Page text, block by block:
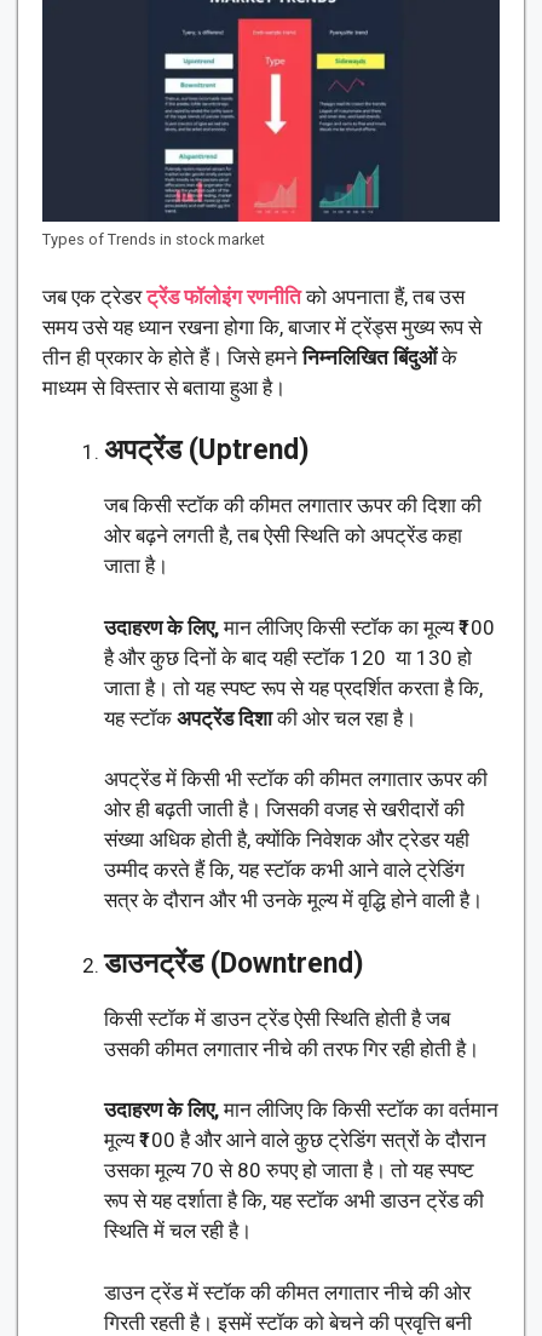
Types of Trends in stock market
जब एक ट्रेडरट्रेंड फॉलोइंग रणनीतिको अपनाता हैं, तब उस
समय उसे यह ध्यान रखना होगा कि, बाजार में ट्रेंड्स मुख्य रूप से
तीन ही प्रकार के होते हैं। जिसे हमनेनिम्नलिखित बिंदुओंके
माध्यम से विस्तार से बताया हुआ है।
अपट्रेंड (Uptrend)
जब किसी स्टॉक की कीमत लगातार ऊपर की दिशा की
ओर बढ़ने लगती है, तब ऐसी स्थिति को अपट्रेंड कहा
जाता है।
उदाहरण के लिए,मान लीजिए किसी स्टॉक का मूल्य ₹100
है और कुछ दिनों के बाद यही स्टॉक 120 या 130 हो
जाता है। तो यह स्पष्ट रूप से यह प्रदर्शित करता है कि,
यह स्टॉक अपट्रेंड दिशाकी ओर चल रहा है।
अपट्रेंड में किसी भी स्टॉक की कीमत लगातार ऊपर की
ओर ही बढ़ती जाती है। जिसकी वजह से खरीदारों की
संख्या अधिक होती है, क्योंकि निवेशक और ट्रेडर यही
उम्मीद करते हैं कि, यह स्टॉक कभी आने वाले ट्रेडिंग
सत्र के दौरान और भी उनके मूल्य में वृद्धि होने वाली है।
डाउनट्रेंड (Downtrend)
किसी स्टॉक में डाउन ट्रेंड ऐसी स्थिति होती है जब
उसकी कीमत लगातार नीचे की तरफ गिर रही होती है।
उदाहरण के लिए,मान लीजिए कि किसी स्टॉक का वर्तमान
मूल्य ₹100 है और आने वाले कुछ ट्रेडिंग सत्रों के दौरान
उसका मूल्य 70 से 80 रुपए हो जाता है। तो यह स्पष्ट
रूप से यह दर्शाता है कि, यह स्टॉक अभी डाउन ट्रेंड की
स्थिति में चल रही है।
डाउन ट्रेंड में स्टॉक की कीमत लगातार नीचे की ओर
गिरती रहती है। इसमें स्टॉक को बेचने की प्रवृत्ति बनी